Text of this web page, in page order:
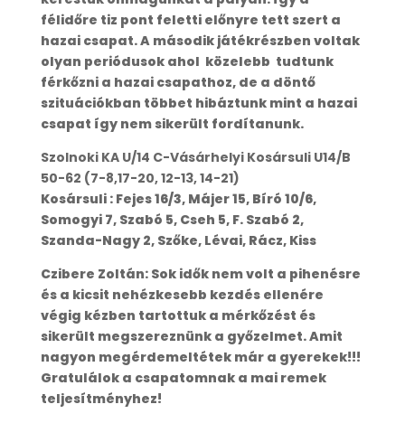
félidőre tiz pont feletti előnyre tett szert a
hazai csapat. A második játékrészben voltak
olyan periódusok ahol közelebb tudtunk
férkőzni a hazai csapathoz, de a döntő
szituációkban többet hibáztunk mint a hazai
csapat így nem sikerült fordítanunk.
Szolnoki KA U/14 C-Vásárhelyi Kosársuli U14/B
50-62 (7-8,17-20, 12-13, 14-21)
Kosársuli : Fejes 16/3, Májer 15, Bíró 10/6,
Somogyi 7, Szabó 5, Cseh 5, F. Szabó 2,
Szanda-Nagy 2, Szőke, Lévai, Rácz, Kiss
Czibere Zoltán: Sok idők nem volt a pihenésre
és a kicsit nehézkesebb kezdés ellenére
végig kézben tartottuk a mérkőzést és
sikerült megszereznünk a győzelmet. Amit
nagyon megérdemeltétek már a gyerekek!!!
Gratulálok a csapatomnak a mai remek
teljesítményhez!